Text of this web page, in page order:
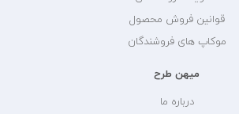
قوانین فروش محصول
موکاپ های فروشندگان
میهن طرح
درباره ما